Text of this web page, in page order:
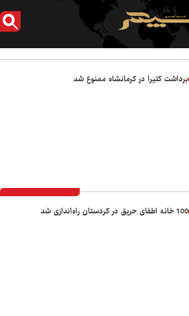
برداشت کتیرا در کرمانشاه ممنوع شد
100 خانه اطفای حریق در کردستان راه‌اندازی شد